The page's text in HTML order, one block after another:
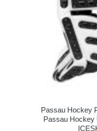
Passau Hockey
Passau Hockey